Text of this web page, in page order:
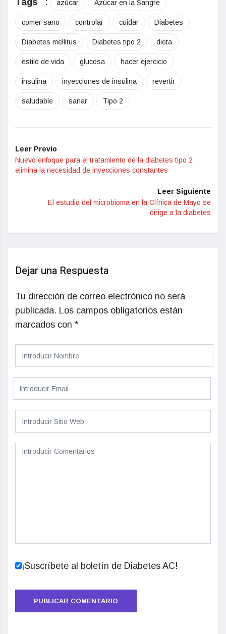
Tags : azúcar Azúcar en la Sangre
comer sano controlar cuidar Diabetes
Diabetes mellitus Diabetes tipo 2 dieta
estilo de vida glucosa hacer ejercicio
insulina inyecciones de insulina revertir
saludable sanar Tipo 2
Leer Previo
Nuevo enfoque para el tratamiento de la diabetes tipo 2
elimina la necesidad de inyecciones constantes
Leer Siguiente
El estudio del microbioma en la Clínica de Mayo se
dirige a la diabetes
Dejar una Respuesta
Tu dirección de correo electrónico no será
publicada. Los campos obligatorios están
marcados con *
¡Suscríbete al boletín de Diabetes AC!